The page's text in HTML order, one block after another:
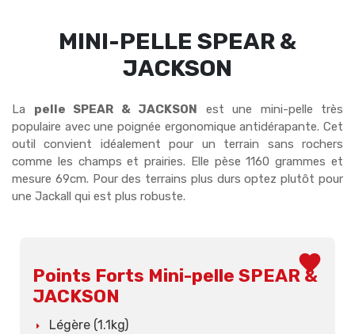
MINI-PELLE SPEAR &
JACKSON
La pelle SPEAR & JACKSON est une mini-pelle très
populaire avec une poignée ergonomique antidérapante. Cet
outil convient idéalement pour un terrain sans rochers
comme les champs et prairies. Elle pèse 1160 grammes et
mesure 69cm. Pour des terrains plus durs optez plutôt pour
une Jackall qui est plus robuste.
favorite
Points Forts Mini-pelle SPEAR &
JACKSON
Légère (1.1kg)